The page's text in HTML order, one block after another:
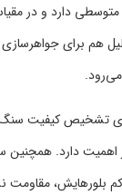
هم برای
می‌رود.
تشخیص کیفیت سنگ
بلورهایش، مقاومت